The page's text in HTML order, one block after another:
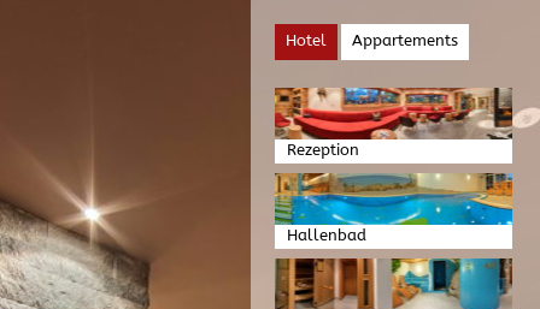
Hotel Appartements
Rezeption
Hallenbad